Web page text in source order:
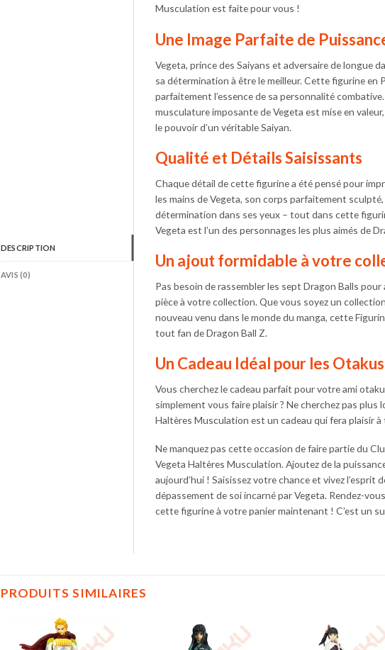
DESCRIPTION
AVIS (0)
Musculation est faite pour vous !
Une Image Parfaite de
Vegeta, prince des Saiyans et adversaire de longue
sa détermination à être le meilleur. Cette figurine en
parfaitement l’essence de sa personnalité
musculature imposante de Vegeta est mise en
le pouvoir d’un véritable Saiyan.
Qualité et Détails Saisissants
Chaque détail de cette figurine a été pensé pour
les mains de Vegeta, son corps parfaitement
détermination dans ses yeux – tout dans cette
Vegeta est l’un des personnages les plus aimés de
Un ajout formidable à votre
Pas besoin de rassembler les sept Dragon Balls
pièce à votre collection. Que vous soyez un
nouveau venu dans le monde du manga, cette
tout fan de Dragon Ball Z.
Un Cadeau Idéal pour les Otakus
Vous cherchez le cadeau parfait pour votre ami
simplement vous faire plaisir ? Ne cherchez pas plus
Haltères Musculation est un cadeau qui fera plaisir
Ne manquez pas cette occasion de faire partie du
Vegeta Haltères Musculation. Ajoutez de la
aujourd’hui ! Saisissez votre chance et vivez l’esprit
dépassement de soi incarné par Vegeta. Rendez-
cette figurine à votre panier maintenant ! C’est un
PRODUITS SIMILAIRES